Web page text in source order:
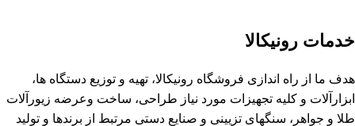
خدمات رونیکالا
هدف ما از راه اندازی فروشگاه رونیکالا، تهیه و توزیع دستگاه ها،
ابزارآلات و کلیه تجهیزات مورد نیاز طراحی، ساخت وعرضه زیورآلات
طلا و جواهر، سنگهای تزِیینی و صنایع دستی مرتبط از برندها و تولید